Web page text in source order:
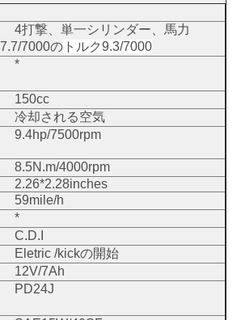
4打撃、単一シリンダー、馬力
7.7/7000のトルク9.3/7000
*
150cc
冷却される空気
9.4hp/7500rpm
8.5N.m/4000rpm
2.26*2.28inches
59mile/h
*
C.D.I
Eletric /kickの開始
12V/7Ah
PD24J